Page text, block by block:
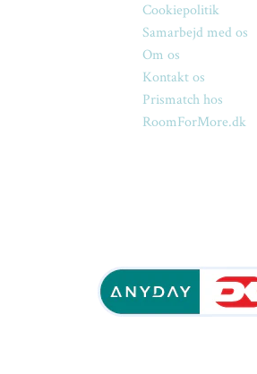
Cookiepolitik
Samarbejd med os
Om os
Kontakt os
Prismatch hos
RoomForMore.dk